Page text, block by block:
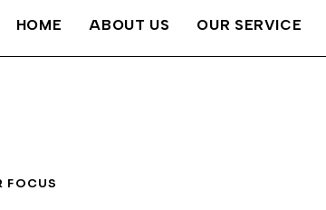
HOME ABOUT US OUR SERVICE
FOCUS